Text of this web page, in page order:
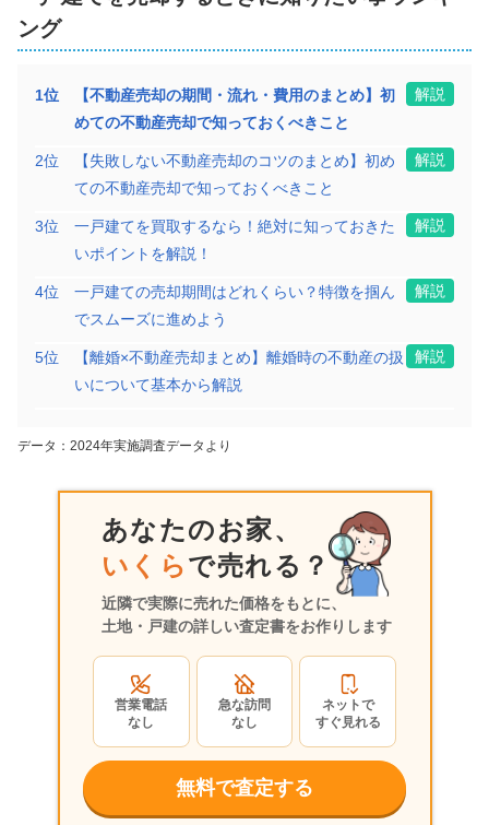
階数:
建物面積:114㎡ 土地面積:157㎡
3,400万円
京都府京田辺市三山木柚ノ木
階数: 階 建物面積: 99 ㎡
土地面積: 162 ㎡
1,000 2025年9月
京都府京田辺市薪長尾谷
階数:2階
3,000万円
京都府京田辺市花住坂三丁目
階 築年数:32年
121㎡ 186㎡
1,100万円
京都府京田辺市水取清水
ング
1位
【不動産売却の期間・流れ・費用のまとめ】初
めての不動産売却で知っておくべきこと
解説
2位
【失敗しない不動産売却のコツのまとめ】初め
ての不動産売却で知っておくべきこと
解説
3位
一戸建てを買取するなら！絶対に知っておきた
いポイントを解説！
解説
4位
一戸建ての売却期間はどれくらい？特徴を掴ん
でスムーズに進めよう
解説
5位
【離婚×不動産売却まとめ】離婚時の不動産の扱
いについて基本から解説
解説
データ：2024年実施調査データより
あなたのお家、
いくらで売れる？
近隣で実際に売れた価格をもとに、
土地・戸建の詳しい査定書をお作りします
営業電話
なし
急な訪問
なし
ネットで
すぐ見れる
無料で査定する